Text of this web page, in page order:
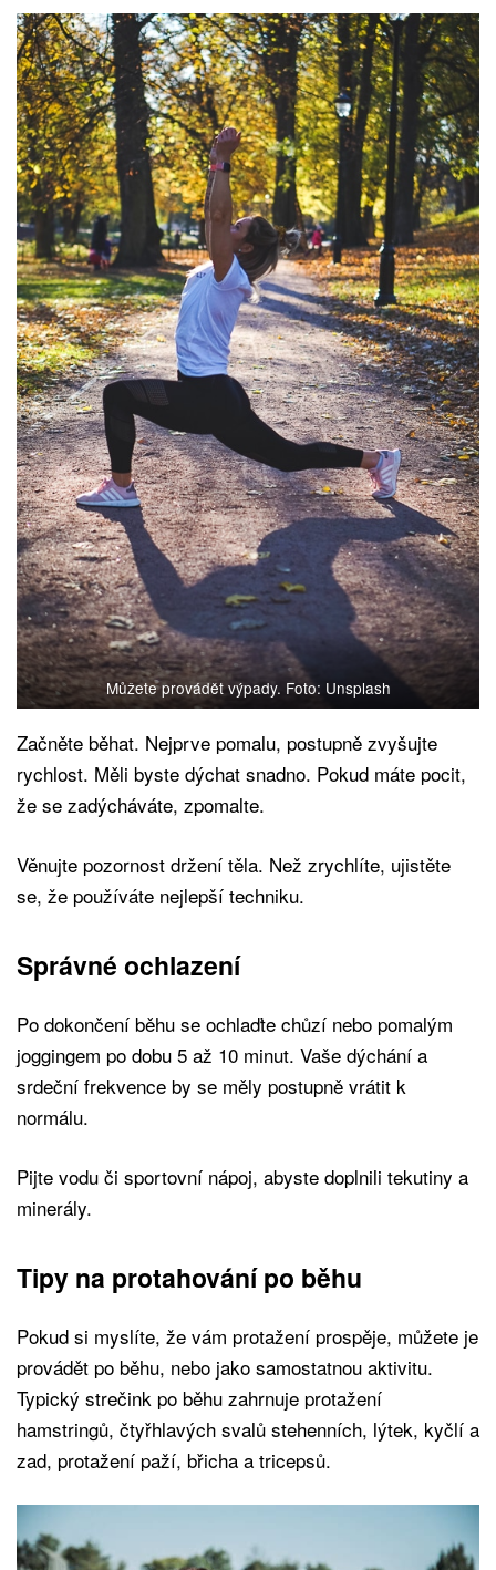
Můžete provádět výpady. Foto: Unsplash
Začněte běhat. Nejprve pomalu, postupně zvyšujte
rychlost. Měli byste dýchat snadno. Pokud máte pocit,
že se zadýcháváte, zpomalte.
Věnujte pozornost držení těla. Než zrychlíte, ujistěte
se, že používáte nejlepší techniku.
Správné ochlazení
Po dokončení běhu se ochlaďte chůzí nebo pomalým
joggingem po dobu 5 až 10 minut. Vaše dýchání a
srdeční frekvence by se měly postupně vrátit k
normálu.
Pijte vodu či sportovní nápoj, abyste doplnili tekutiny a
minerály.
Tipy na protahování po běhu
Pokud si myslíte, že vám protažení prospěje, můžete je
provádět po běhu, nebo jako samostatnou aktivitu.
Typický strečink po běhu zahrnuje protažení
hamstringů, čtyřhlavých svalů stehenních, lýtek, kyčlí a
zad, protažení paží, břicha a tricepsů.